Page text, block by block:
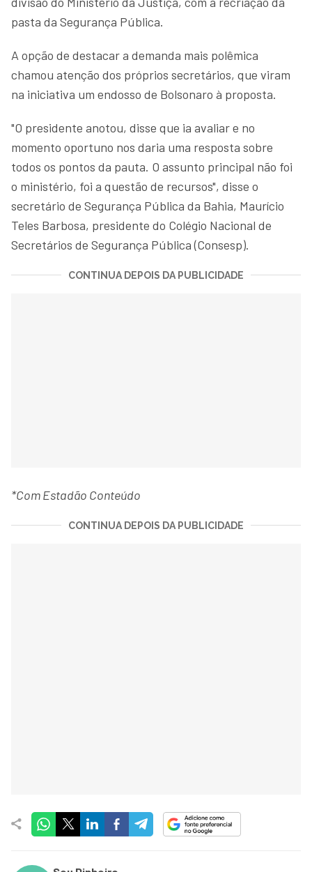
pasta da Segurança Pública.
A opção de destacar a demanda mais polêmica
chamou atenção dos próprios secretários, que viram
na iniciativa um endosso de Bolsonaro à proposta.
"O presidente anotou, disse que ia avaliar e no
momento oportuno nos daria uma resposta sobre
todos os pontos da pauta. O assunto principal não foi
o ministério, foi a questão de recursos", disse o
secretário de Segurança Pública da Bahia, Maurício
Teles Barbosa, presidente do Colégio Nacional de
Secretários de Segurança Pública (Consesp).
CONTINUA DEPOIS DA PUBLICIDADE
*Com Estadão Conteúdo
CONTINUA DEPOIS DA PUBLICIDADE